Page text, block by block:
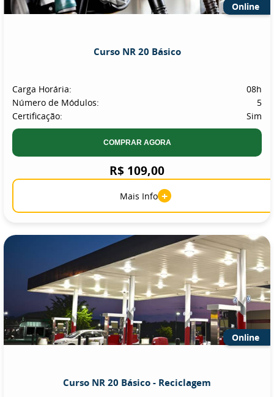
Online
Curso NR 20 Básico
Carga Horária:
08h
Número de Módulos:
5
Certificação:
Sim
COMPRAR AGORA
R$ 109,00
Mais Info +
Online
Curso NR 20 Básico - Reciclagem